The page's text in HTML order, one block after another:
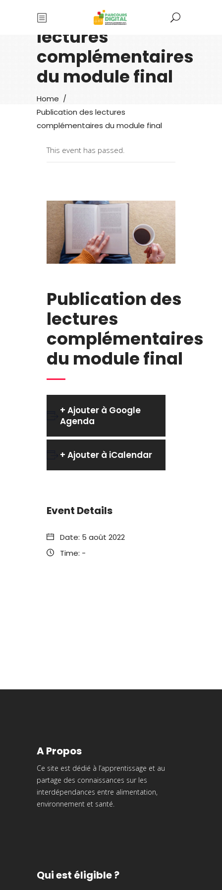
Publication des
lectures
complémentaires
du module final
Home /
Publication des lectures
complémentaires du module final
This event has passed.
Publication des
lectures
complémentaires
du module final
+ Ajouter à Google
Agenda
+ Ajouter à iCalendar
Event Details
Date: 5 août 2022
Time: -
A Propos
Ce site est dédié à l’apprentissage et au
partage des connaissances sur les
interdépendances entre alimentation,
environnement et santé.
Qui est éligible ?